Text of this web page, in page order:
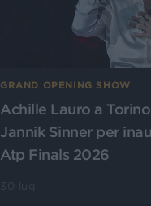
GRAND OPENING SHOW
Achille Lauro a
Jannik Sinner per
Atp Finals 2026